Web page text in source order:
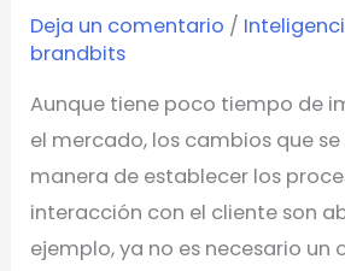
Deja un comentario /
brandbits
Aunque tiene poco tiempo de
el mercado, los cambios que
manera de establecer los
interacción con el cliente son
ejemplo, ya no es necesario un
el
2020?